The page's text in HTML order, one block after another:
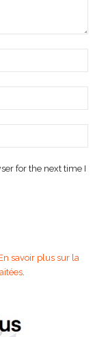
for the next time I
savoir plus sur la
.